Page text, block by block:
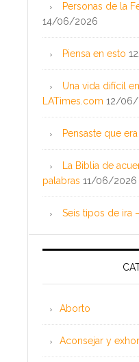
Personas de la
14/06/2026
Piensa en esto
Una vida difícil
LATimes.com 12/06/
Pensaste que
La Biblia de
palabras 11/06/2026
Seis tipos de ira
Aborto
Aconsejar y